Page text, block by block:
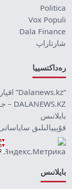
Politica
Vox Populi
Dala Finance
شارتاراپ
رەداكتسييا
“Dalanews.kz” اقپارات اگەنتتٸگٸ تۋرالى
DALANEWS.KZ – جارناما
بايلانىس
قۇپييالىلىق
بايلانىس